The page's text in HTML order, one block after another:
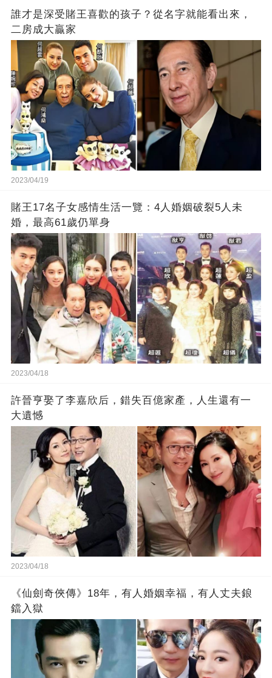
誰才是深受賭王喜歡的孩子？從名字就能看出來，
二房成大贏家
2023/04/19
賭王17名子女感情生活一覽：4人婚姻破裂5人未
婚，最高61歲仍單身
2023/04/18
許晉亨娶了李嘉欣后，錯失百億家產，人生還有一
大遺憾
2023/04/18
《仙劍奇俠傳》18年，有人婚姻幸福，有人丈夫鋃
鐺入獄